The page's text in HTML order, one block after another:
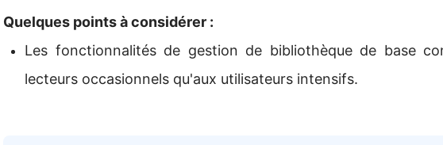
Quelques points à considérer :
Les fonctionnalités de gestion de bibliothèque de base
lecteurs occasionnels qu'aux utilisateurs intensifs.